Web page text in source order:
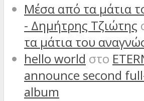
Μέσα από τα μάτια
- Δημήτρης Τζιώτης
τα μάτια του
hello world στο
announce second
album